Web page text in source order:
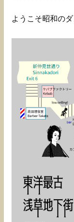
ようこそ昭和のダ